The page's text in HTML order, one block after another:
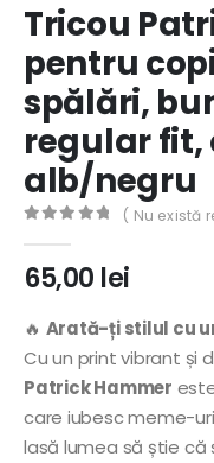
Tricou
pentru
spălări,
regular fit,
alb/negru
( Nu există
65,00 lei
🔥 Arată-ți stilul cu
Cu un print vibrant și
Patrick Hammer
care iubesc meme-
lasă lumea să știe